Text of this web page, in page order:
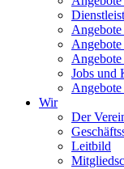
Jobs und
Wir
Der
Leitbild